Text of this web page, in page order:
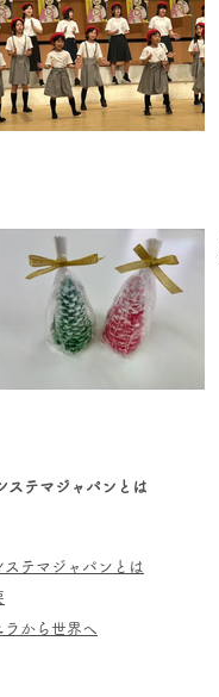
ステマジャパンとは
ステマジャパンとは
ラから世界へ